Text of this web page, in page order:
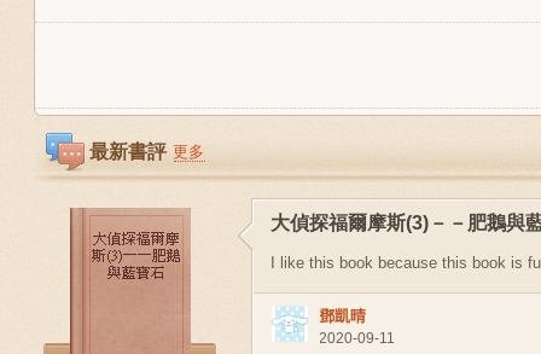
最新書評 更多
大偵探福爾摩斯(3)－－肥鵝與
I like this book because this book is
鄧凱晴
2020-09-11